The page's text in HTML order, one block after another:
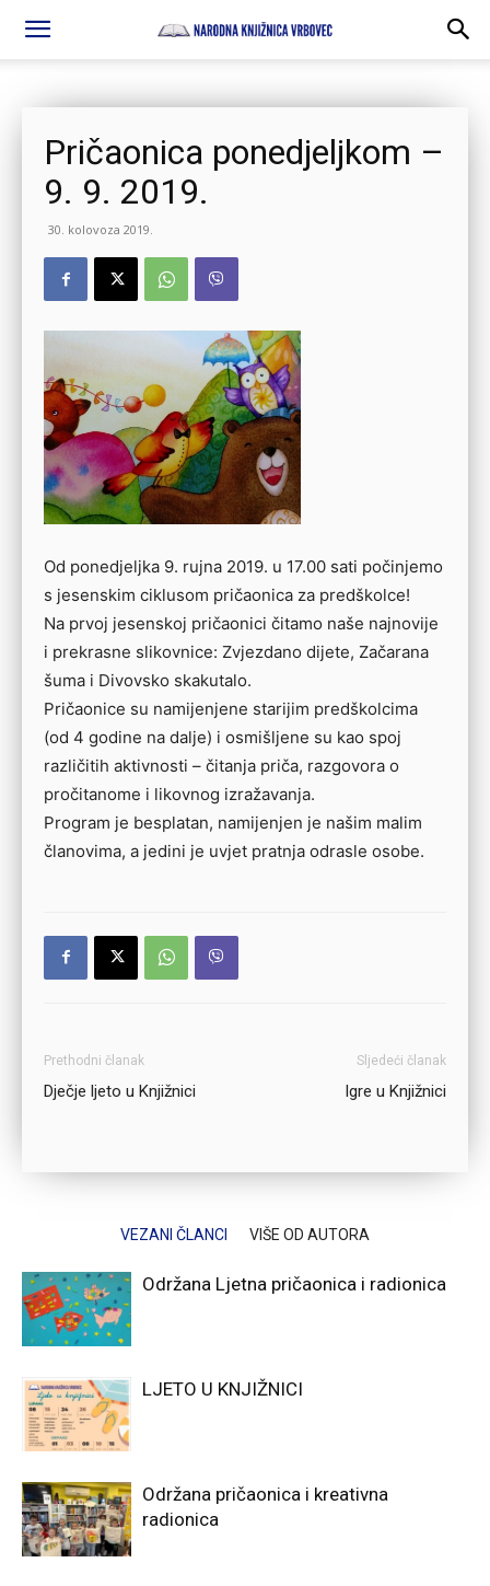
Pričaonica ponedjeljkom –
9. 9. 2019.
30. kolovoza 2019.
Od ponedjeljka 9. rujna 2019. u 17.00 sati počinjemo
s jesenskim ciklusom pričaonica za predškolce!
Na prvoj jesenskoj pričaonici čitamo naše najnovije
i prekrasne slikovnice: Zvjezdano dijete, Začarana
šuma i Divovsko skakutalo.
Pričaonice su namijenjene starijim predškolcima
(od 4 godine na dalje) i osmišljene su kao spoj
različitih aktivnosti – čitanja priča, razgovora o
pročitanome i likovnog izražavanja.
Program je besplatan, namijenjen je našim malim
članovima, a jedini je uvjet pratnja odrasle osobe.
Prethodni članak
Dječje ljeto u Knjižnici
Sljedeći članak
Igre u Knjižnici
VEZANI ČLANCI VIŠE OD AUTORA
Održana Ljetna pričaonica i radionica
LJETO U KNJIŽNICI
Održana pričaonica i kreativna
radionica